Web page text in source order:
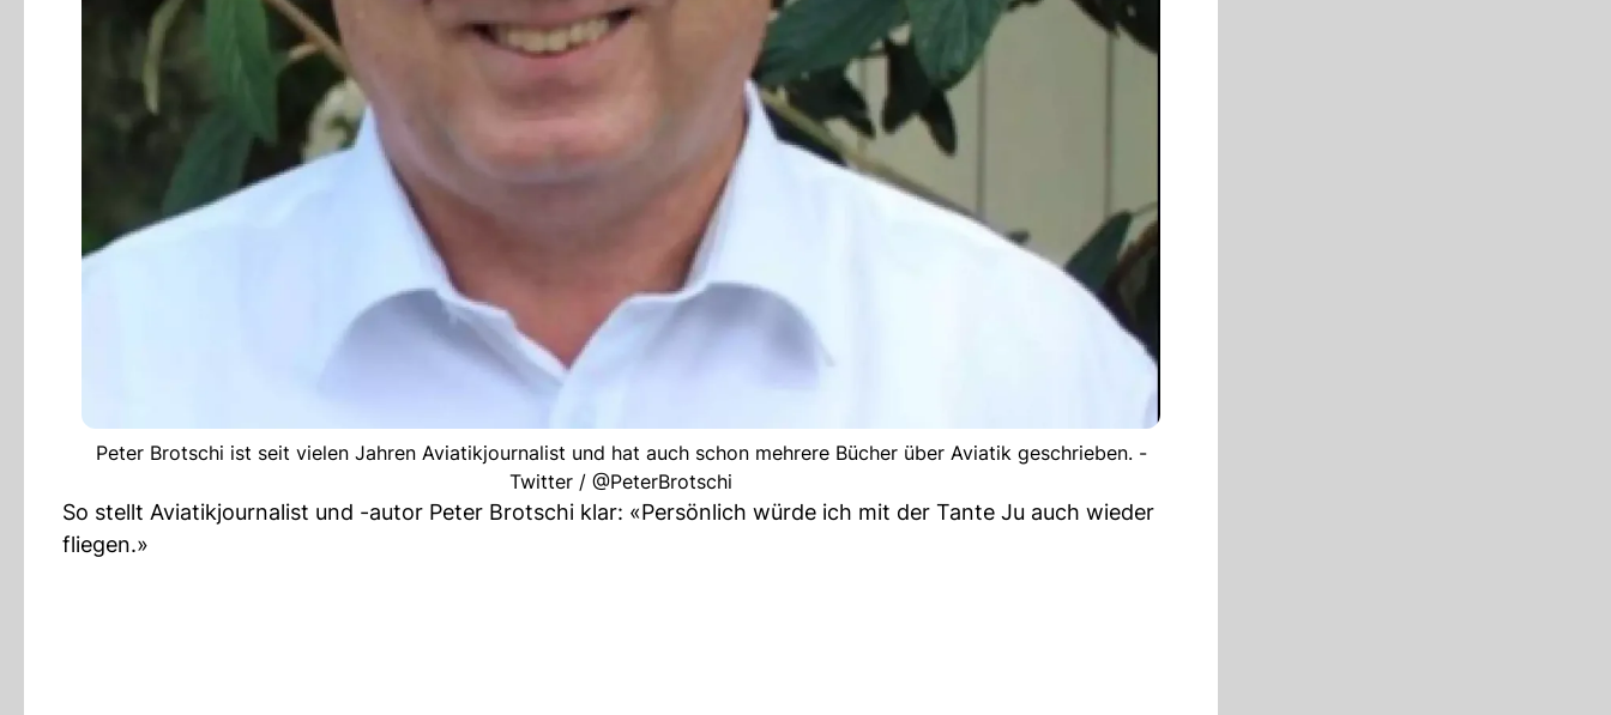
Peter Brotschi ist seit vielen Jahren Aviatikjournalist und hat auch schon mehrere Bücher über Aviatik geschrieben. -
Twitter / @PeterBrotschi
So stellt Aviatikjournalist und -autor Peter Brotschi klar: «Persönlich würde ich mit der Tante Ju auch wieder
fliegen.»